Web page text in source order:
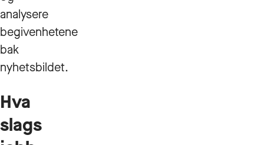
analysere
begivenhetene
bak
nyhetsbildet.
Hva
slags